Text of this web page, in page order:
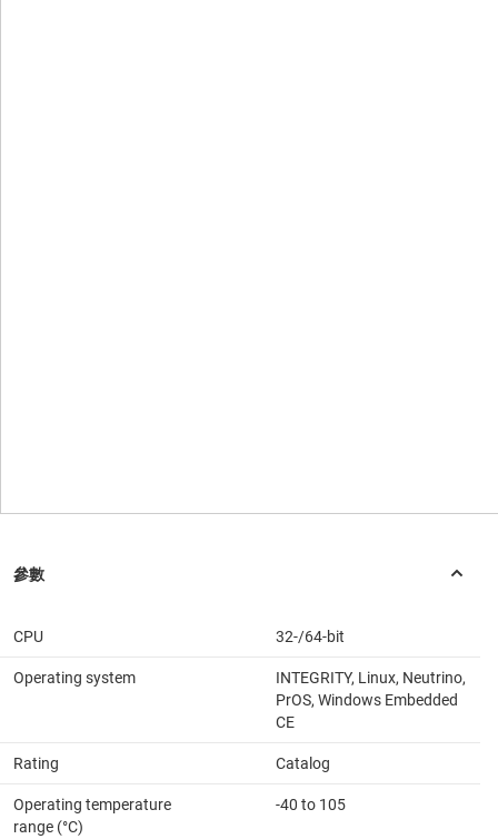
CPU 32-/64-bit
Operating system
INTEGRITY, Linux, Neutrino,
PrOS, Windows Embedded
CE
Rating Catalog
Operating temperature
range (°C)
-40 to 105